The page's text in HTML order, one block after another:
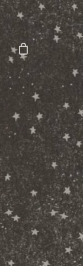
search